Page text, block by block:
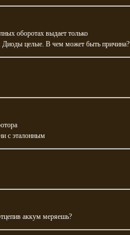
оборотах выдает только
Диоды целые. В чем может быть причина?
с эталонным
аккум меряешь?